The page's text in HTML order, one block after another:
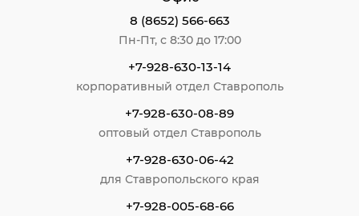
8 (8652) 566-663
Пн-Пт, с 8:30 до 17:00
+7-928-630-13-14
корпоративный отдел Ставрополь
+7-928-630-08-89
оптовый отдел Ставрополь
+7-928-630-06-42
для Ставропольского края
+7-928-005-68-66